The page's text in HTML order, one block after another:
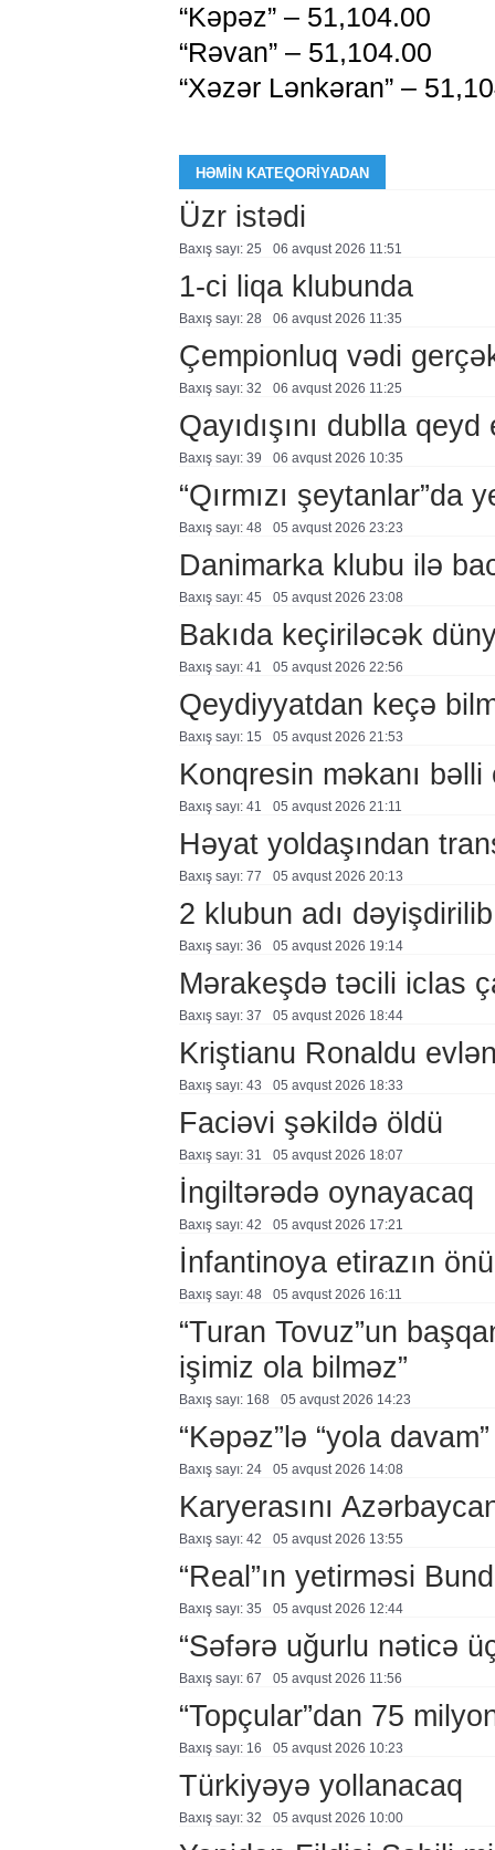
“Kəpəz” – 51,104.00
“Rəvan” – 51,104.00
“Xəzər Lənkəran” –
HƏMIN KATEQORIYADAN
Üzr istədi
Baxış sayı: 25 06 avqust 2026 11:51
1-ci liqa klubunda
Baxış sayı: 28 06 avqust 2026 11:35
Çempionluq vədi
Baxış sayı: 32 06 avqust 2026 11:25
Qayıdışını dublla qeyd
Baxış sayı: 39 06 avqust 2026 10:35
“Qırmızı şeytanlar”da
Baxış sayı: 48 05 avqust 2026 23:23
Danimarka klubu ilə
Baxış sayı: 45 05 avqust 2026 23:08
Bakıda keçiriləcək
Baxış sayı: 41 05 avqust 2026 22:56
Qeydiyyatdan keçə
Baxış sayı: 15 05 avqust 2026 21:53
Konqresin məkanı bəlli
Baxış sayı: 41 05 avqust 2026 21:11
Həyat yoldaşından
Baxış sayı: 77 05 avqust 2026 20:13
2 klubun adı dəyişdirilib
Baxış sayı: 36 05 avqust 2026 19:14
Mərakeşdə təcili iclas
Baxış sayı: 37 05 avqust 2026 18:44
Kriştianu Ronaldu
Baxış sayı: 43 05 avqust 2026 18:33
Faciəvi şəkildə öldü
Baxış sayı: 31 05 avqust 2026 18:07
İngiltərədə oynayacaq
Baxış sayı: 42 05 avqust 2026 17:21
İnfantinoya etirazın
Baxış sayı: 48 05 avqust 2026 16:11
“Turan Tovuz”un
işimiz ola bilməz”
Baxış sayı: 168 05 avqust 2026 14:23
“Kəpəz”lə “yola
Baxış sayı: 24 05 avqust 2026 14:08
Karyerasını
Baxış sayı: 42 05 avqust 2026 13:55
“Real”ın yetirməsi
Baxış sayı: 35 05 avqust 2026 12:44
“Səfərə uğurlu nəticə
Baxış sayı: 67 05 avqust 2026 11:56
“Topçular”dan 75
Baxış sayı: 16 05 avqust 2026 10:23
Türkiyəyə yollanacaq
Baxış sayı: 32 05 avqust 2026 10:00